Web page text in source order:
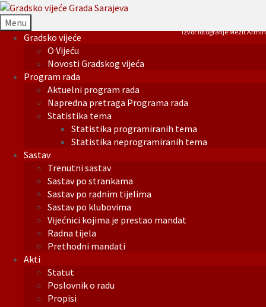
Menu
Gradsko vijeće
O Vijeću
Novosti Gradskog vijeća
Program rada
Aktuelni program rada
Napredna pretraga Programa rada
Statistika tema
Statistika programiranih tema
Statistika neprogramiranih tema
Sastav
Trenutni sastav
Sastav po strankama
Sastav po radnim tijelima
Sastav po klubovima
Vijećnici kojima je prestao mandat
Radna tijela
Prethodni mandati
Akti
Statut
Poslovnik o radu
Propisi
Izvor fotografije Mezit Armin